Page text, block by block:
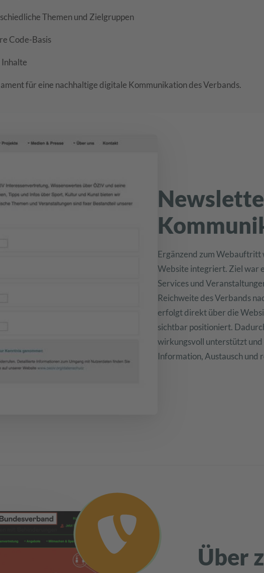
Themen und Zielgruppen
Code-Basis
für eine nachhaltige digitale Kommunikation des Verbands.
Ergänzend zum Webauftritt
Website integriert. Ziel war
Services und
Reichweite des Verbands
erfolgt direkt über die
sichtbar positioniert.
wirkungsvoll unterstützt
Information, Austausch und
Über